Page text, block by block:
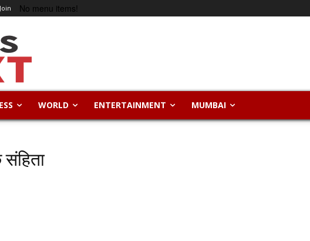
No menu items!
WORLD ENTERTAINMENT MUMBAI